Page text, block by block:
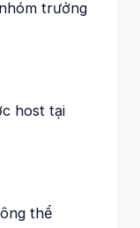
trưởng
host tại
thể